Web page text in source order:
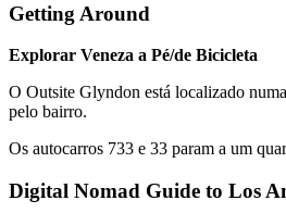
Getting Around
Explorar Veneza a Pé/de Bicicleta
O Outsite Glyndon está localizado
pelo bairro.
Os autocarros 733 e 33 param a um
Digital Nomad Guide to Los